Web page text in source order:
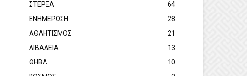
ΣΤΕΡΕΑ
64
ΕΝΗΜΕΡΩΣΗ
28
ΑΘΛΗΤΙΣΜΟΣ
21
ΛΙΒΑΔΕΙΑ
13
ΘΗΒΑ
10